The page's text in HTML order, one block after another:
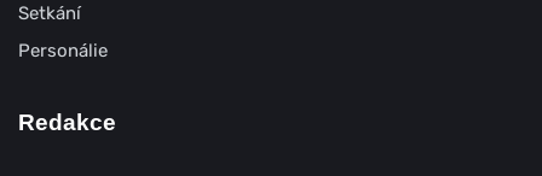
Setkání
Personálie
Redakce